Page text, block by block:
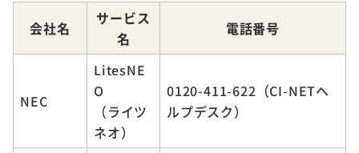
会社名
サービス
名
電話番号
NEC
LitesNE
O
（ライツ
ネオ）
0120-411-622（CI-NETヘ
ルプデスク）